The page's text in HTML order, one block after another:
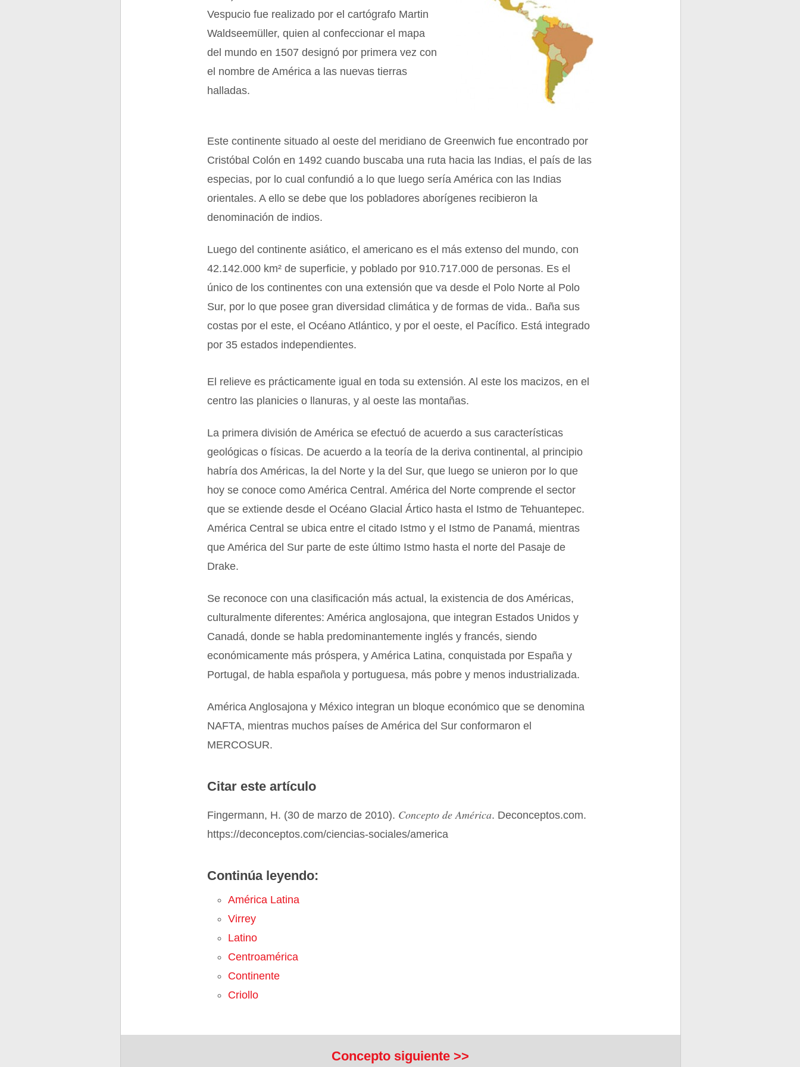
Vespucio fue realizado por el cartógrafo Martin
Waldseemüller, quien al confeccionar el mapa
del mundo en 1507 designó por primera vez con
el nombre de América a las nuevas tierras
halladas.
Este continente situado al oeste del meridiano de Greenwich fue encontrado por
Cristóbal Colón en 1492 cuando buscaba una ruta hacia las Indias, el país de las
especias, por lo cual confundió a lo que luego sería América con las Indias
orientales. A ello se debe que los pobladores aborígenes recibieron la
denominación de indios.
Luego del continente asiático, el americano es el más extenso del mundo, con
42.142.000 km² de superficie, y poblado por 910.717.000 de personas. Es el
único de los continentes con una extensión que va desde el Polo Norte al Polo
Sur, por lo que posee gran diversidad climática y de formas de vida.. Baña sus
costas por el este, el Océano Atlántico, y por el oeste, el Pacífico. Está integrado
por 35 estados independientes.
El relieve es prácticamente igual en toda su extensión. Al este los macizos, en el
centro las planicies o llanuras, y al oeste las montañas.
La primera división de América se efectuó de acuerdo a sus características
geológicas o físicas. De acuerdo a la teoría de la deriva continental, al principio
habría dos Américas, la del Norte y la del Sur, que luego se unieron por lo que
hoy se conoce como América Central. América del Norte comprende el sector
que se extiende desde el Océano Glacial Ártico hasta el Istmo de Tehuantepec.
América Central se ubica entre el citado Istmo y el Istmo de Panamá, mientras
que América del Sur parte de este último Istmo hasta el norte del Pasaje de
Drake.
Se reconoce con una clasificación más actual, la existencia de dos Américas,
culturalmente diferentes: América anglosajona, que integran Estados Unidos y
Canadá, donde se habla predominantemente inglés y francés, siendo
económicamente más próspera, y América Latina, conquistada por España y
Portugal, de habla española y portuguesa, más pobre y menos industrializada.
América Anglosajona y México integran un bloque económico que se denomina
NAFTA, mientras muchos países de América del Sur conformaron el
MERCOSUR.
Citar este artículo
Fingermann, H. (30 de marzo de 2010). Concepto de América. Deconceptos.com.
https://deconceptos.com/ciencias-sociales/america
Continúa leyendo:
América Latina
Virrey
Latino
Centroamérica
Continente
Criollo
Concepto siguiente >>